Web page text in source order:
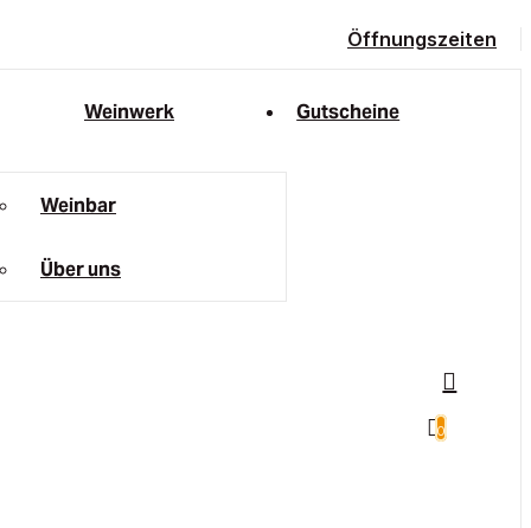
Öffnungszeiten
Weinwerk
Weinbar
Über uns
Gutscheine
0